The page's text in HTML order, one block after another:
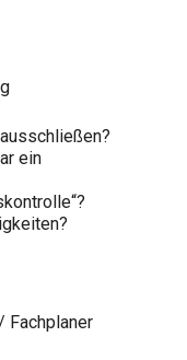
ein
Fachplaner